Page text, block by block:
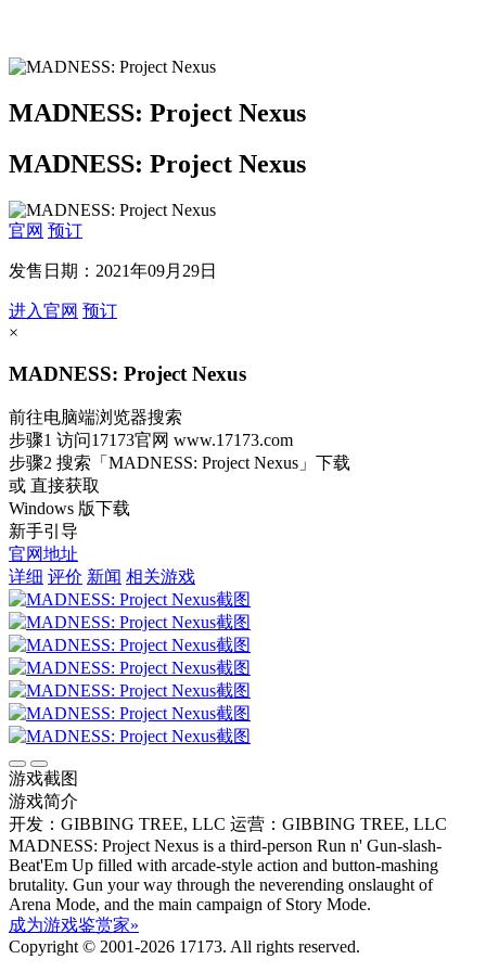
MADNESS: Project Nexus
MADNESS: Project Nexus
官网 预订
发售日期：2021年09月29日
进入官网 预订
×
MADNESS: Project Nexus
前往电脑端浏览器搜索
步骤1 访问17173官网 www.17173.com
步骤2 搜索 「MADNESS: Project Nexus」 下载
或 直接获取
Windows 版下载
新手引导
官网地址
详细 评价 新闻 相关游戏
游戏截图
游戏简介
开发：GIBBING TREE, LLC 运营：GIBBING TREE, LLC
MADNESS: Project Nexus is a third-person Run n' Gun-slash-
Beat'Em Up filled with arcade-style action and button-mashing
brutality. Gun your way through the neverending onslaught of
Arena Mode, and the main campaign of Story Mode.
成为游戏鉴赏家»
Copyright © 2001-2026 17173. All rights reserved.